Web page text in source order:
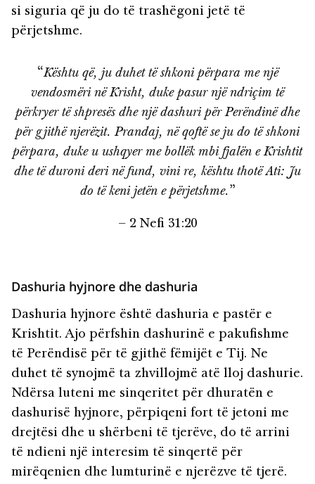
si siguria që ju do të trashëgoni jetë të
përjetshme.
“Kështu që, ju duhet të shkoni përpara me një
vendosmëri në Krisht, duke pasur një ndriçim të
përkryer të shpresës dhe një dashuri për Perëndinë dhe
për gjithë njerëzit. Prandaj, në qoftë se ju do të shkoni
përpara, duke u ushqyer me bollëk mbi fjalën e Krishtit
dhe të duroni deri në fund, vini re, kështu thotë Ati: Ju
do të keni jetën e përjetshme.”
– 2 Nefi 31:20
Dashuria hyjnore dhe dashuria
Dashuria hyjnore është dashuria e pastër e
Krishtit. Ajo përfshin dashurinë e pakufishme
të Perëndisë për të gjithë fëmijët e Tij. Ne
duhet të synojmë ta zhvillojmë atë lloj dashurie.
Ndërsa luteni me sinqeritet për dhuratën e
dashurisë hyjnore, përpiqeni fort të jetoni me
drejtësi dhe u shërbeni të tjerëve, do të arrini
të ndieni një interesim të sinqertë për
mirëqenien dhe lumturinë e njerëzve të tjerë.